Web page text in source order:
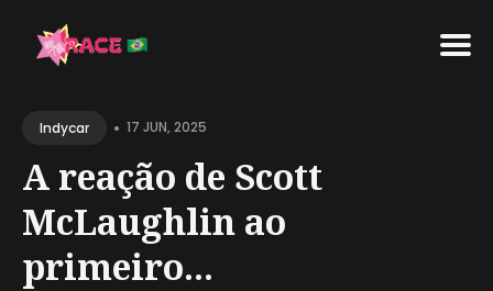
forIndycar • 17 JUN, 2025
A reação de Scott
McLaughlin ao
primeiro...